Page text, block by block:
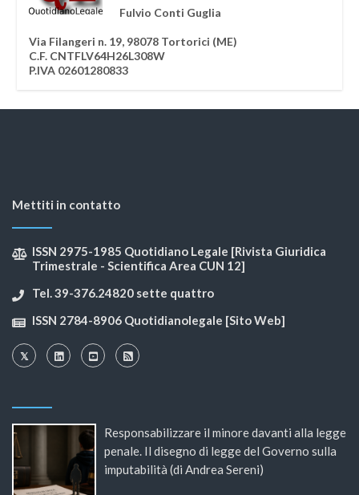
Fulvio Conti Guglia
Via Filangeri n. 19, 98078 Tortorici (ME)
C.F. CNTFLV64H26L308W
P.IVA 02601280833
Mettiti in contatto
ISSN 2975-1985 Quotidiano Legale [Rivista Giuridica
Trimestrale - Scientifica Area CUN 12]
Tel. 39-376.24820 sette quattro
ISSN 2784-8906 Quotidianolegale [Sito Web]
Responsabilizzare il minore davanti alla legge
penale. Il disegno di legge del Governo sulla
imputabilità (di Andrea Sereni)